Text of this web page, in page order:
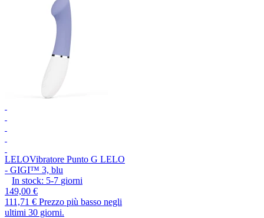
LELOVibratore Punto G LELO
- GIGI™ 3, blu
In stock: 5-7 giorni
149,00 €
111,71 € Prezzo più basso negli
ultimi 30 giorni.